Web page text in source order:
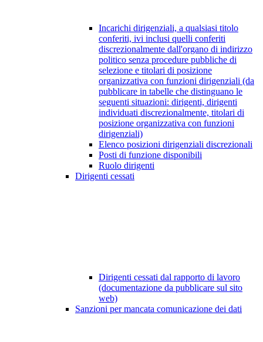
Incarichi dirigenziali, a qualsiasi titolo
conferiti, ivi inclusi quelli conferiti
discrezionalmente dall'organo di indirizzo
politico senza procedure pubbliche di
selezione e titolari di posizione
organizzativa con funzioni dirigenziali (da
pubblicare in tabelle che distinguano le
seguenti situazioni: dirigenti, dirigenti
individuati discrezionalmente, titolari di
posizione organizzativa con funzioni
dirigenziali)
Elenco posizioni dirigenziali discrezionali
Posti di funzione disponibili
Ruolo dirigenti
Dirigenti cessati
Dirigenti cessati dal rapporto di lavoro
(documentazione da pubblicare sul sito
web)
Sanzioni per mancata comunicazione dei dati